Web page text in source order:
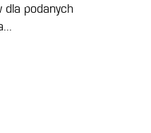
dla podanych